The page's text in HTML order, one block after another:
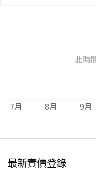
此時
7月 8月 9月
最新實價登錄